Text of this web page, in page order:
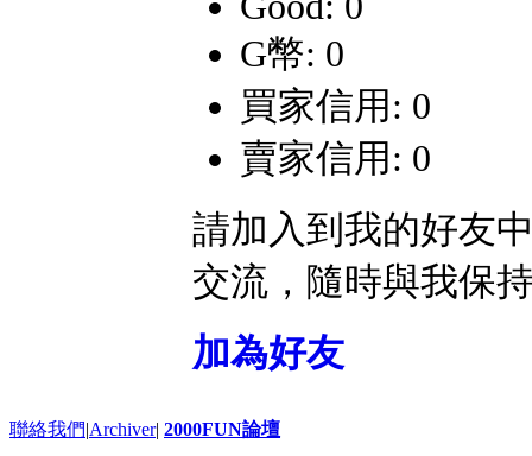
G幣: 0
買家信用: 0
賣家信用: 0
請加入到我的好友
交流，隨時與我保
加為好友
聯絡我們|Archiver| 2000FUN論壇